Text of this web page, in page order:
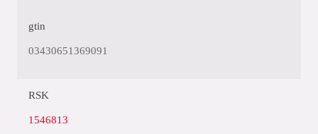
gtin
03430651369091
RSK
1546813